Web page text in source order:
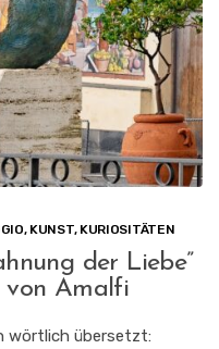
, KUNST, KURIOSITÄTEN
der Liebe”
von Amalfi
wörtlich übersetzt: